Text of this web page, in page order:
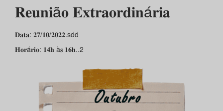
𝐑𝐞𝐮𝐧𝐢ã𝐨 𝐄𝐱𝐭𝐫𝐚𝐨𝐫𝐝𝐢𝐧á𝐫𝐢𝐚
𝐃𝐚𝐭𝐚: 𝟐𝟕/𝟏𝟎/𝟐𝟎𝟐𝟐.sdd
𝐇𝐨𝐫á𝐫𝐢𝐨: 𝟏𝟒𝐡 à𝐬 𝟏𝟔𝐡..2